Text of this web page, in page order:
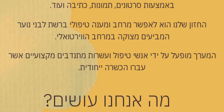
באמצעות סרטונים, תמונות, כתיבה ועוד.
החזון שלנו הוא לאפשר מרחב ומענה טיפולי ברשת לבני נוער
המביעים מצוקה במרחב הווירטואלי.
המערך מופעל על ידי אנשי טיפול ועשרות מתנדבים מקצועיים אשר
עברו הכשרה ייחודית.
מה אנחנו עושים?